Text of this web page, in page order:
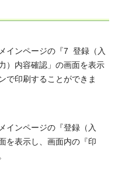
インページの『7 登録（入
）内容確認」の画面を表示
で印刷することができま
インページの『登録（入
を表示し、画面内の『印